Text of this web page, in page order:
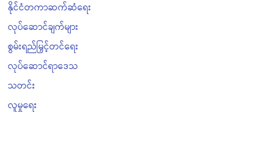
နိုင်ငံတကာဆက်ဆံရေး
လုပ်ဆောင်ချက်များ
စွမ်းရည်မြှင့်တင်ရေး
လုပ်ဆောင်ရာဒေသ
သတင်း
လူမှုရေး